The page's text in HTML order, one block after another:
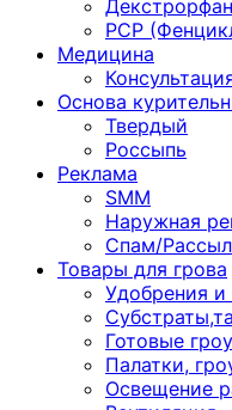
PCP
Медицина
Основа
Твердый
Россыпь
Реклама
SMM
Наружная
Спам/
Товары для грова
Удобрения
Готовые
Палатки,
Освещение